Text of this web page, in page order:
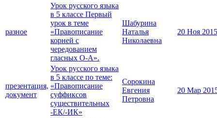
разное
Урок русского языка
в 5 классе Первый
урок в теме
«Правописание
корней с
чередованием
гласных О-А».
Шабурина
Наталья
Николаевна
20 Ноя 2015
презентация,
документ
Урок русского языка
в 5 классе по теме:
«Правописание
суффиксов
существительных
-ЕК/-ИК»
Сорокина
Евгения
Петровна
20 Мар